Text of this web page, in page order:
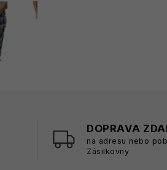
DOPRAVA
na adresu nebo
Zásilkovny